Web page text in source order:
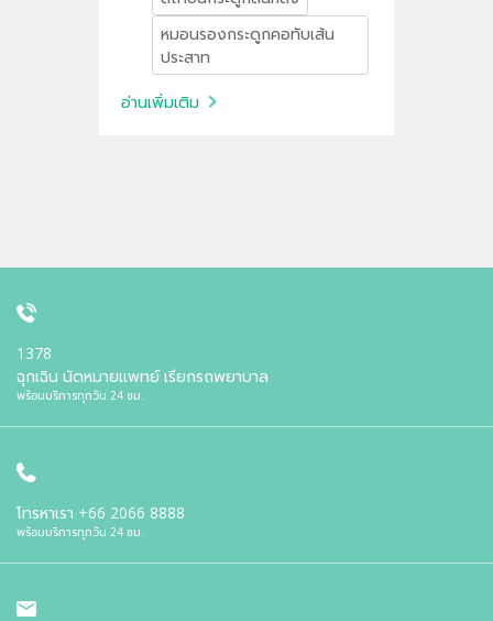
หมอนรองกระดูกคอทับเส้น
ประสาท
อ่านเพิ่มเติม
1378
ฉุกเฉิน นัดหมายแพทย์ เรียกรถพยาบาล
พร้อมบริการทุกวัน 24 ชม.
โทรหาเรา +66 2066 8888
พร้อมบริการทุกวัน 24 ชม.